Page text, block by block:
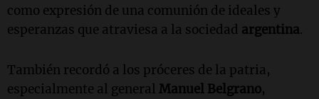
como expresión de una comunión de ideales y
esperanzas que atraviesa a la sociedad argentina.
También recordó a los próceres de la patria,
especialmente al general Manuel Belgrano,